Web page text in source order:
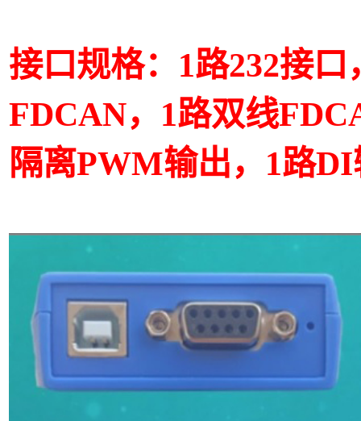
接口规格：1路232接
FDCAN，1路双线
隔离PWM输出，1路